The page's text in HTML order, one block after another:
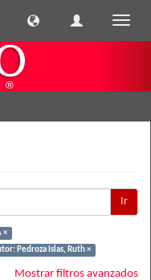
Ir
×
Pedroza Islas, Ruth ×
Mostrar filtros avanzados